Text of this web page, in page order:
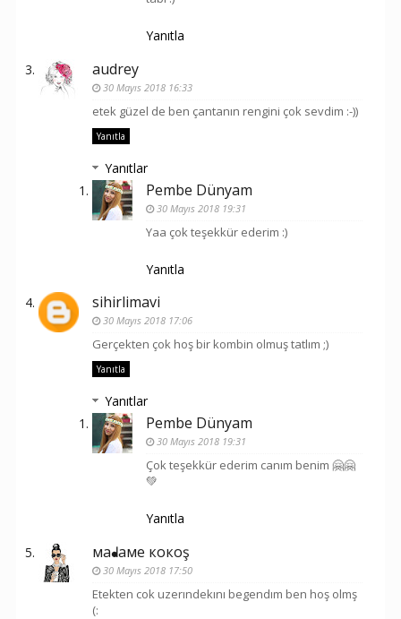
Yanıtla
audrey
30 Mayıs 2018 16:33
etek güzel de ben çantanın rengini çok sevdim :-))
Yanıtla
Yanıtlar
Pembe Dünyam
30 Mayıs 2018 19:31
Yaa çok teşekkür ederim :)
Yanıtla
sihirlimavi
30 Mayıs 2018 17:06
Gerçekten çok hoş bir kombin olmuş tatlım ;)
Yanıtla
Yanıtlar
Pembe Dünyam
30 Mayıs 2018 19:31
Çok teşekkür ederim canım benim 🤗🤗
💚
Yanıtla
мaᖱaмe кoкoş
30 Mayıs 2018 17:50
Etekten cok uzerındekını begendım ben hoş olmş
(: